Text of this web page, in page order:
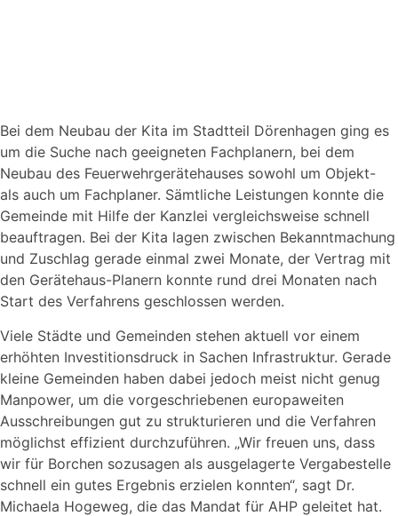
Bei dem Neubau der Kita im Stadtteil Dörenhagen ging es
um die Suche nach geeigneten Fachplanern, bei dem
Neubau des Feuerwehrgerätehauses sowohl um Objekt-
als auch um Fachplaner. Sämtliche Leistungen konnte die
Gemeinde mit Hilfe der Kanzlei vergleichsweise schnell
beauftragen. Bei der Kita lagen zwischen Bekanntmachung
und Zuschlag gerade einmal zwei Monate, der Vertrag mit
den Gerätehaus-Planern konnte rund drei Monaten nach
Start des Verfahrens geschlossen werden.
Viele Städte und Gemeinden stehen aktuell vor einem
erhöhten Investitionsdruck in Sachen Infrastruktur. Gerade
kleine Gemeinden haben dabei jedoch meist nicht genug
Manpower, um die vorgeschriebenen europaweiten
Ausschreibungen gut zu strukturieren und die Verfahren
möglichst effizient durchzuführen. „Wir freuen uns, dass
wir für Borchen sozusagen als ausgelagerte Vergabestelle
schnell ein gutes Ergebnis erzielen konnten“, sagt Dr.
Michaela Hogeweg, die das Mandat für AHP geleitet hat.